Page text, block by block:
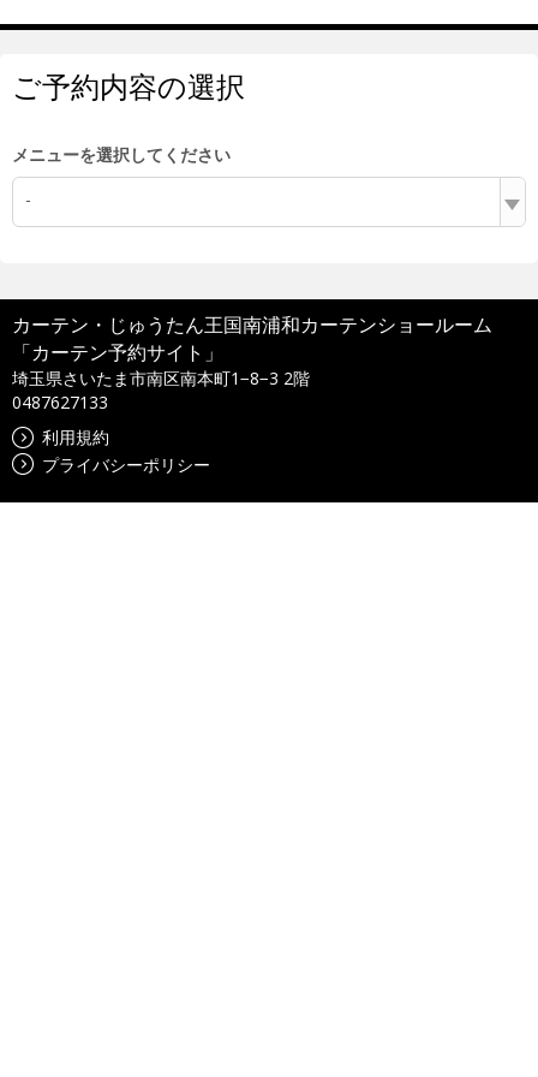
ご予約内容の選択
メニューを選択してください
-
カーテン・じゅうたん王国南浦和カーテンショールーム
「カーテン予約サイト」
埼玉県さいたま市南区南本町1−8−3 2階
0487627133
利用規約
プライバシーポリシー